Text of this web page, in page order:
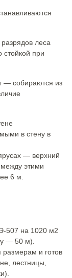
леса
при
— собираются из
в стену в
— верхний
этими
6 м.
507 на 1020 м2
— 50 м).
размерам и готов
лестницы,